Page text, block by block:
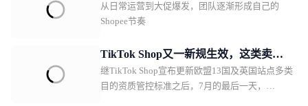
了东南亚年轻人的时尚单品
从日常运营到大促爆发，团队逐渐形成自己的
Shopee节奏
TikTok Shop又一新规生效，这类卖家
务必及时补齐资质
继TikTok Shop宣布更新欧盟13国及英国站点多类
目的资质管控标准之后，7月的最后一天，